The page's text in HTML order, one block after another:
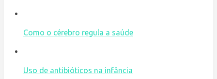
Como o cérebro regula a saúde
Uso de antibióticos na infância